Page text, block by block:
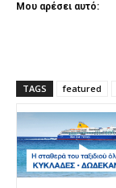
Μου αρέσει αυτό:
TAGS featured